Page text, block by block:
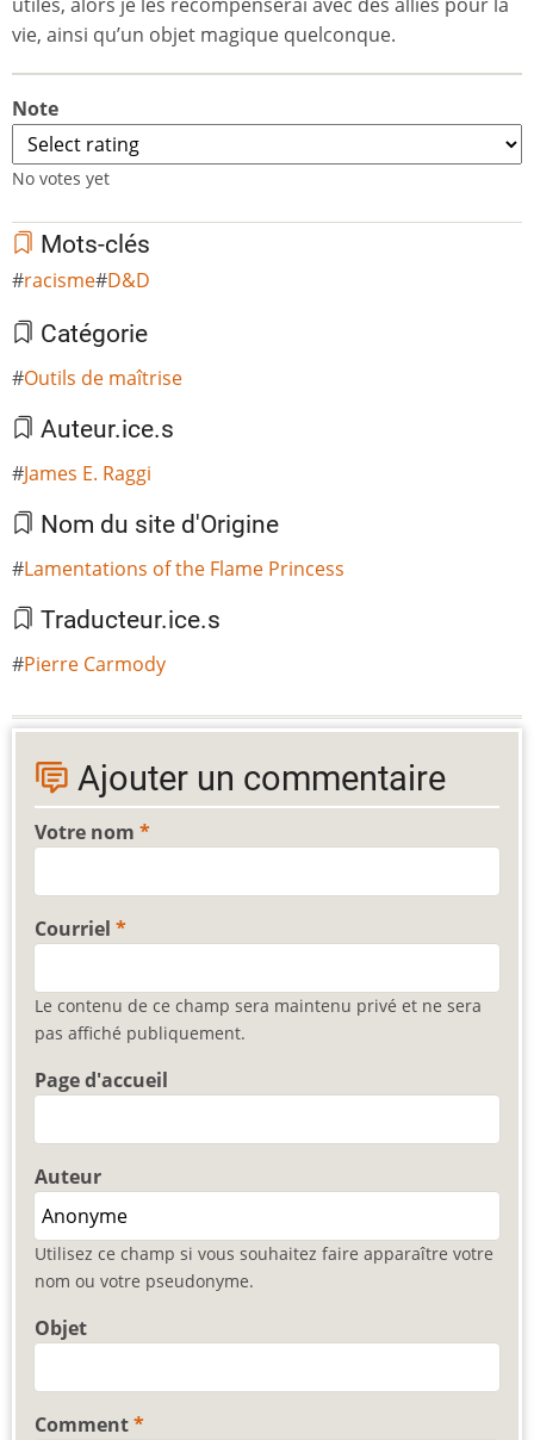
vie, ainsi qu’un objet magique quelconque.
Note
No votes yet
Mots-clés
racisme D&D
Catégorie
Outils de maîtrise
Auteur.ice.s
James E. Raggi
Nom du site d'Origine
Lamentations of the Flame Princess
Traducteur.ice.s
Pierre Carmody
Ajouter un commentaire
Votre nom
Courriel
Le contenu de ce champ sera maintenu privé et ne sera
pas affiché publiquement.
Page d'accueil
Auteur
Utilisez ce champ si vous souhaitez faire apparaître votre
nom ou votre pseudonyme.
Objet
Comment